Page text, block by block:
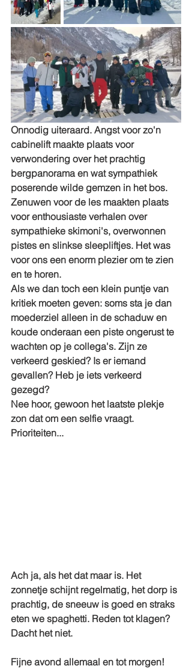
Onnodig uiteraard. Angst voor zo'n
cabinelift maakte plaats voor
verwondering over het prachtig
bergpanorama en wat sympathiek
poserende wilde gemzen in het bos.
Zenuwen voor de les maakten plaats
voor enthousiaste verhalen over
sympathieke skimoni's, overwonnen
pistes en slinkse sleepliftjes. Het was
voor ons een enorm plezier om te zien
en te horen.
Als we dan toch een klein puntje van
kritiek moeten geven: soms sta je dan
moederziel alleen in de schaduw en
koude onderaan een piste ongerust te
wachten op je collega's. Zijn ze
verkeerd geskied? Is er iemand
gevallen? Heb je iets verkeerd
gezegd?
Nee hoor, gewoon het laatste plekje
zon dat om een selfie vraagt.
Prioriteiten...
Ach ja, als het dat maar is. Het
zonnetje schijnt regelmatig, het dorp is
prachtig, de sneeuw is goed en straks
eten we spaghetti. Reden tot klagen?
Dacht het niet.
Fijne avond allemaal en tot morgen!